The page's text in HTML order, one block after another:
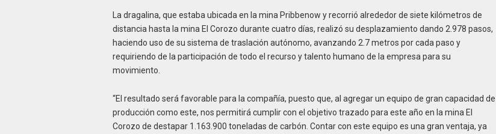
La dragalina, que estaba ubicada en la mina Pribbenow y recorrió alrededor de siete kilómetros de
distancia hasta la mina El Corozo durante cuatro días, realizó su desplazamiento dando 2.978 pasos,
haciendo uso de su sistema de traslación autónomo, avanzando 2.7 metros por cada paso y
requiriendo de la participación de todo el recurso y talento humano de la empresa para su
movimiento.
“El resultado será favorable para la compañía, puesto que, al agregar un equipo de gran capacidad de
producción como este, nos permitirá cumplir con el objetivo trazado para este año en la mina El
Corozo de destapar 1.163.900 toneladas de carbón. Contar con este equipo es una gran ventaja, ya